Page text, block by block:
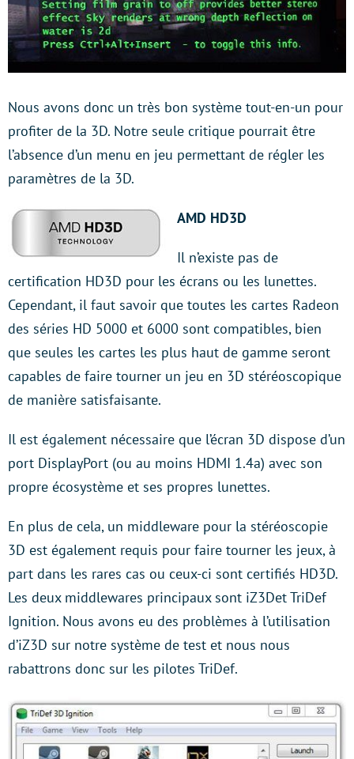
Nous avons donc un très bon système tout-en-un pour
profiter de la 3D. Notre seule critique pourrait être
l’absence d’un menu en jeu permettant de régler les
paramètres de la 3D.
AMD HD3D
Il n’existe pas de
certification HD3D pour les écrans ou les lunettes.
Cependant, il faut savoir que toutes les cartes Radeon
des séries HD 5000 et 6000 sont compatibles, bien
que seules les cartes les plus haut de gamme seront
capables de faire tourner un jeu en 3D stéréoscopique
de manière satisfaisante.
Il est également nécessaire que l’écran 3D dispose d’un
port DisplayPort (ou au moins HDMI 1.4a) avec son
propre écosystème et ses propres lunettes.
En plus de cela, un middleware pour la stéréoscopie
3D est également requis pour faire tourner les jeux, à
part dans les rares cas ou ceux-ci sont certifiés HD3D.
Les deux middlewares principaux sont iZ3Det TriDef
Ignition. Nous avons eu des problèmes à l’utilisation
d’iZ3D sur notre système de test et nous nous
rabattrons donc sur les pilotes TriDef.